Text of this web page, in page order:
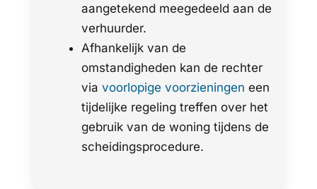
aangetekend meegedeeld aan de
verhuurder.
Afhankelijk van de
omstandigheden kan de rechter
via voorlopige voorzieningen een
tijdelijke regeling treffen over het
gebruik van de woning tijdens de
scheidingsprocedure.